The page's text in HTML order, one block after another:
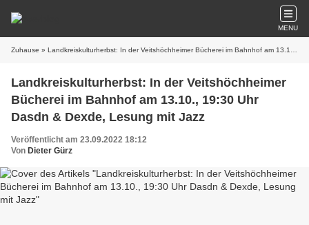
MENU
Zuhause » Landkreiskulturherbst: In der Veitshöchheimer Bücherei im Bahnhof am 13.10., 19:30 Uhr Dasdn & Dexde, Lesung mit Jazz
Landkreiskulturherbst: In der Veitshöchheimer
Bücherei im Bahnhof am 13.10., 19:30 Uhr
Dasdn & Dexde, Lesung mit Jazz
Veröffentlicht am 23.09.2022 18:12
Von Dieter Gürz